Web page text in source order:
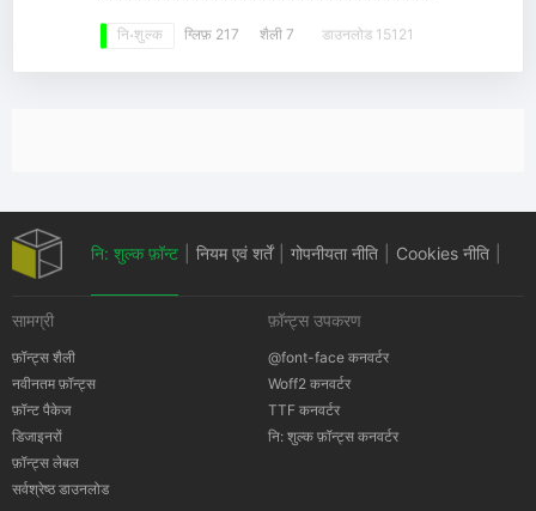
नि: शुल्क ग्लिफ़ 217 शैली 7 डाउनलोड 15121
नि: शुल्क फ़ॉन्ट नियम एवं शर्तें गोपनीयता नीति Cookies नीति
सामग्री
फ़ॉन्ट्स शैली
नवीनतम फ़ॉन्ट्स
फ़ॉन्ट पैकेज
डिजाइनरों
फ़ॉन्ट्स लेबल
सर्वश्रेष्ठ डाउनलोड
फ़ॉन्ट्स उपकरण
@font-face कनवर्टर
Woff2 कनवर्टर
TTF कनवर्टर
नि: शुल्क फ़ॉन्ट्स कनवर्टर